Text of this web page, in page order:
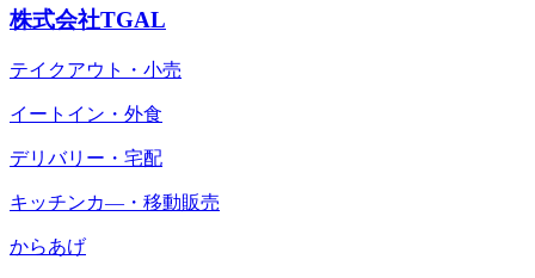
株式会社TGAL
テイクアウト・小売
イートイン・外食
デリバリー・宅配
キッチンカ―・移動販売
からあげ